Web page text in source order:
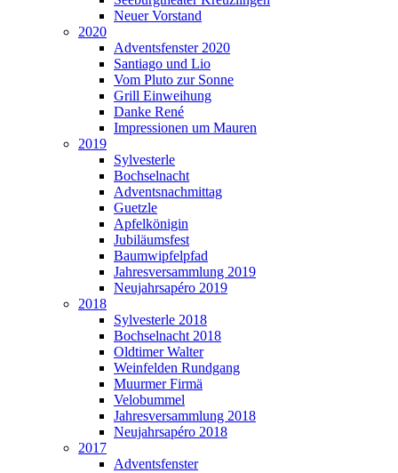
Neuer Vorstand
2020
Adventsfenster 2020
Santiago und Lio
Vom Pluto zur Sonne
Grill Einweihung
Danke René
Impressionen um Mauren
2019
Sylvesterle
Bochselnacht
Adventsnachmittag
Guetzle
Apfelkönigin
Jubiläumsfest
Baumwipfelpfad
Jahresversammlung 2019
Neujahrsapéro 2019
2018
Sylvesterle 2018
Bochselnacht 2018
Oldtimer Walter
Weinfelden Rundgang
Muurmer Firmä
Velobummel
Jahresversammlung 2018
Neujahrsapéro 2018
2017
Adventsfenster